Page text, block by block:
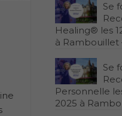
Se
Healing® les
à Rambouillet
Se
Personnelle
2025 à